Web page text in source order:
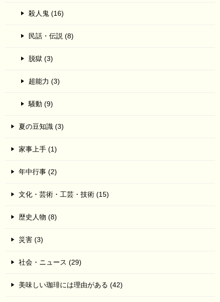
殺人鬼 (16)
民話・伝説 (8)
脱獄 (3)
超能力 (3)
騒動 (9)
夏の豆知識 (3)
家事上手 (1)
年中行事 (2)
文化・芸術・工芸・技術 (15)
歴史人物 (8)
災害 (3)
社会・ニュース (29)
美味しい珈琲には理由がある (42)